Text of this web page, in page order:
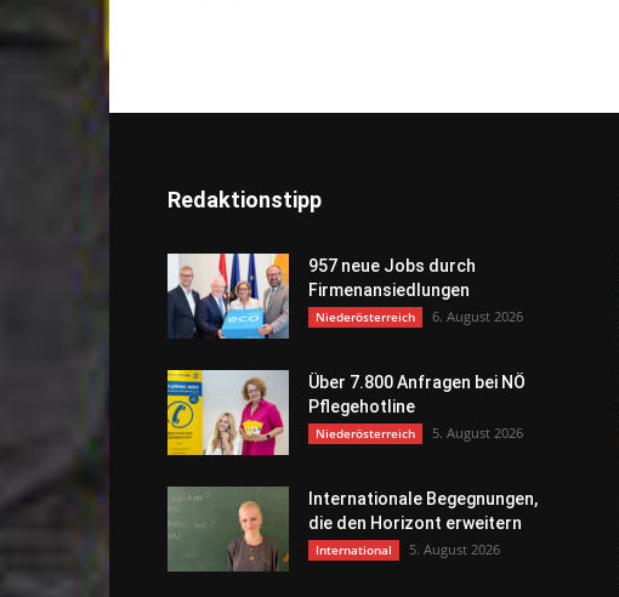
Redaktionstipp
957 neue Jobs durch
Firmenansiedlungen
Niederösterreich 6. August 2026
Über 7.800 Anfragen bei NÖ
Pflegehotline
Niederösterreich 5. August 2026
Internationale Begegnungen,
die den Horizont erweitern
International 5. August 2026